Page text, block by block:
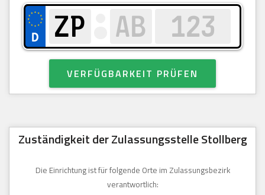
VERFÜGBARKEIT PRÜFEN
Zuständigkeit der Zulassungsstelle Stollberg
Die Einrichtung ist für folgende Orte im Zulassungsbezirk
verantwortlich: